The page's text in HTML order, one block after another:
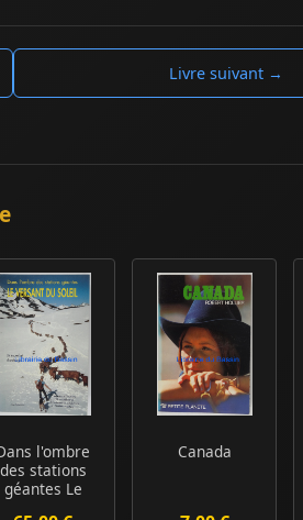
Livre suivant →
l'ombre
des stations
géantes Le
Canada